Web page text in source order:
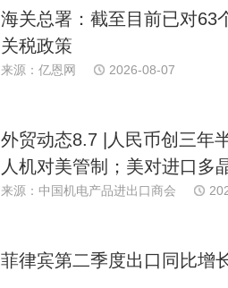
海关总署：截至目前已对63
关税政策
来源：亿恩网 2026-08-07
外贸动态8.7 |人民币创三年
人机对美管制；美对进口多
关税；多国港口罢工；日消
来源：中国机电产品进出口商会
菲律宾第二季度出口同比增